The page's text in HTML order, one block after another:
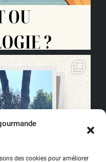
des cookies pour améliorer